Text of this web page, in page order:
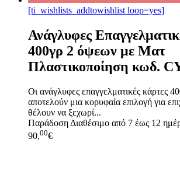
[ti_wishlists_addtowishlist loop=yes]
Ανάγλυφες
400γρ 2 όψεων με Ματ
Πλαστικοποίηση κωδ.
Οι ανάγλυφες επαγγελματικές κάρτες
αποτελούν μια κορυφαία επιλογή για
θέλουν να ξεχωρί...
Παράδοση Διαθέσιμο από 7 έως 12
90,00€